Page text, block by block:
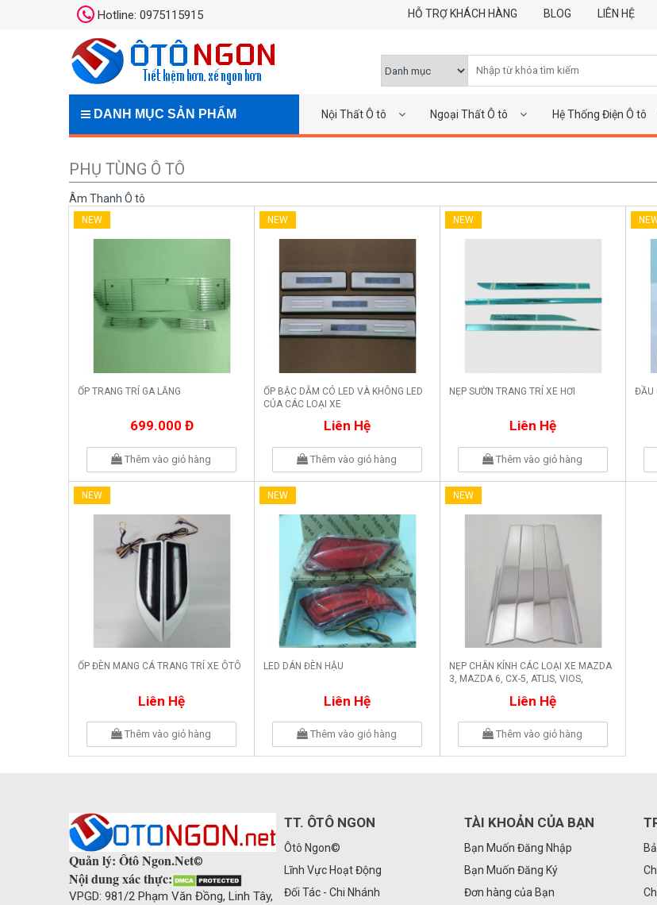
Hotline: 0975115915 HỖ TRỢ KHÁCH HÀNG BLOG LIÊN HỆ
DANH MỤC SẢN PHẨM Nội Thất Ô tô Ngoại Thất Ô tô Hệ Thống Điện Ô tô
PHỤ TÙNG Ô TÔ
Âm Thanh Ô tô
NEW
ỐP TRANG TRÍ GA LĂNG
699.000 Đ
Thêm vào giỏ hàng
NEW
ỐP BẬC DẪM CÓ LED VÀ KHÔNG LED
CỦA CÁC LOẠI XE
Liên Hệ
Thêm vào giỏ hàng
NEW
NẸP SƯỜN TRANG TRÍ XE HƠI
Liên Hệ
Thêm vào giỏ hàng
ĐẦU
NEW
ỐP ĐÈN MANG CÁ TRANG TRÍ XE ÔTÔ
Liên Hệ
Thêm vào giỏ hàng
NEW
LED DÁN ĐÈN HẬU
Liên Hệ
Thêm vào giỏ hàng
NEW
NẸP CHÂN KÍNH CÁC LOẠI XE MAZDA
3, MAZDA 6, CX-5, ATLIS, VIOS,
Liên Hệ
Thêm vào giỏ hàng
Quản lý: Ôtô Ngon.Net©
Nội dung xác thực:
VPGD: 981/2 Phạm Văn Đồng, Linh Tây,
TT. ÔTÔ NGON
Ôtô Ngon©
Lĩnh Vực Hoạt Động
Đối Tác - Chi Nhánh
TÀI KHOẢN CỦA BẠN
Bạn Muốn Đăng Nhập
Bạn Muốn Đăng Ký
Đơn hàng của Bạn